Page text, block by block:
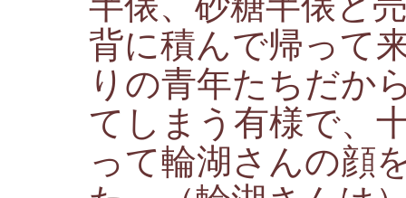
背に積んで帰って
りの青年たちだか
てしまう有様で、
って輪湖さんの顔